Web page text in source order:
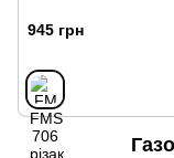
945 грн